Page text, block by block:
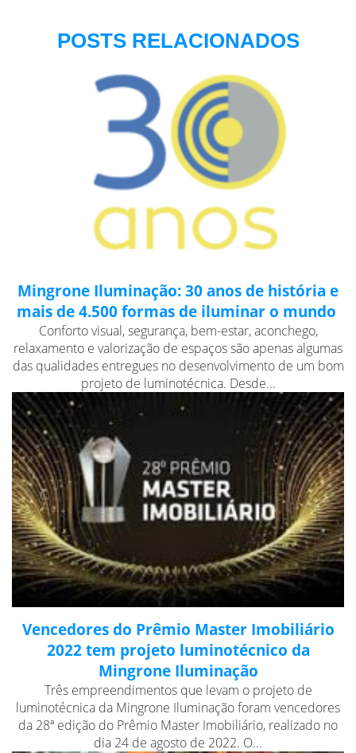
POSTS RELACIONADOS
Mingrone Iluminação: 30 anos de história e
mais de 4.500 formas de iluminar o mundo
Conforto visual, segurança, bem-estar, aconchego,
relaxamento e valorização de espaços são apenas algumas
das qualidades entregues no desenvolvimento de um bom
projeto de luminotécnica. Desde...
Vencedores do Prêmio Master Imobiliário
2022 tem projeto luminotécnico da
Mingrone Iluminação
Três empreendimentos que levam o projeto de
luminotécnica da Mingrone Iluminação foram vencedores
da 28ª edição do Prêmio Master Imobiliário, realizado no
dia 24 de agosto de 2022. O...